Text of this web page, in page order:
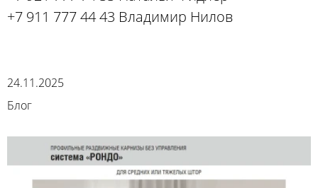
+7 911 777 44 43 Владимир Нилов
24.11.2025
Блог